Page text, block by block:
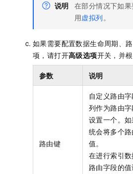
说明 在部分情况下如
用虚拟列。
如果需要配置数据生命周期、
项，请打开高级选项开关，并
参数 说明
路由键
自定义路由
列作为路由
设置一个。
统会将多个
值。
在进行索引
路由字段的